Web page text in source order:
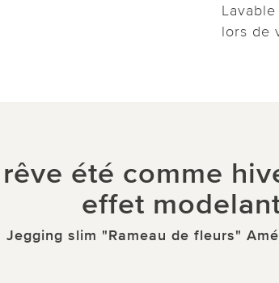
lors de
été comme
effet
Jegging slim "Rameau de fleurs"